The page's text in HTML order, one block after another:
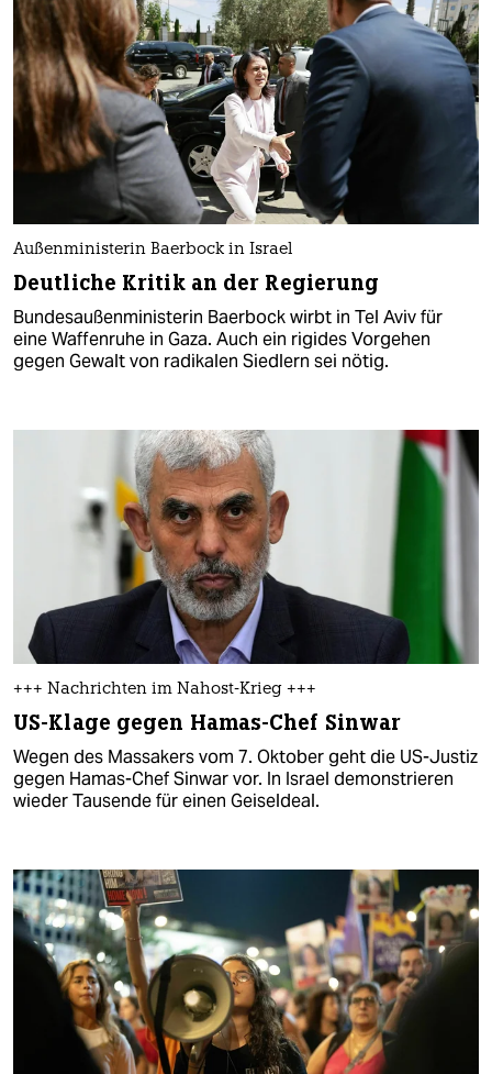
Außenministerin Baerbock in Israel
Deutliche Kritik an der Regierung
Bundesaußenministerin Baerbock wirbt in Tel Aviv für
eine Waffenruhe in Gaza. Auch ein rigides Vorgehen
gegen Gewalt von radikalen Siedlern sei nötig.
+++ Nachrichten im Nahost-Krieg +++
US-Klage gegen Hamas-Chef Sinwar
Wegen des Massakers vom 7. Oktober geht die US-Justiz
gegen Hamas-Chef Sinwar vor. In Israel demonstrieren
wieder Tausende für einen Geiseldeal.